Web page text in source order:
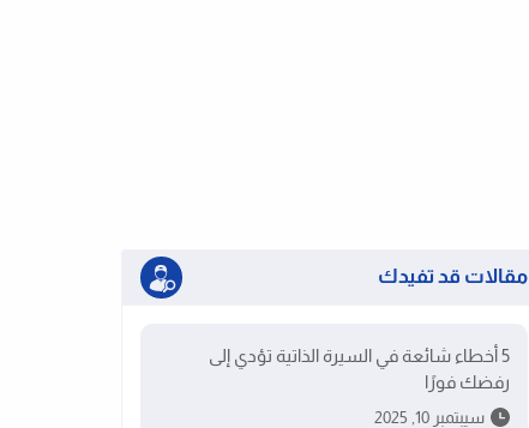
مقالات قد تفيدك
5 أخطاء شائعة في السيرة الذاتية تؤدي إلى
رفضك فورًا
سيبتمبر 10, 2025